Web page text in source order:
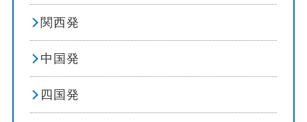
関西発
中国発
四国発